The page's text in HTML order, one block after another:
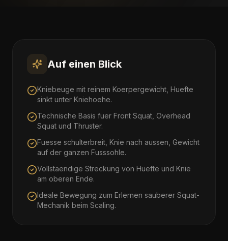
Auf einen Blick
Kniebeuge mit reinem Koerpergewicht, Huefte
sinkt unter Kniehoehe.
Technische Basis fuer Front Squat, Overhead
Squat und Thruster.
Fuesse schulterbreit, Knie nach aussen, Gewicht
auf der ganzen Fusssohle.
Vollstaendige Streckung von Huefte und Knie
am oberen Ende.
Ideale Bewegung zum Erlernen sauberer Squat-
Mechanik beim Scaling.